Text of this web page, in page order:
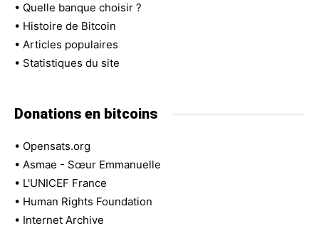
• Quelle banque choisir ?
• Histoire de Bitcoin
• Articles populaires
• Statistiques du site
Donations en bitcoins
• Opensats.org
• Asmae - Sœur Emmanuelle
• L'UNICEF France
• Human Rights Foundation
• Internet Archive